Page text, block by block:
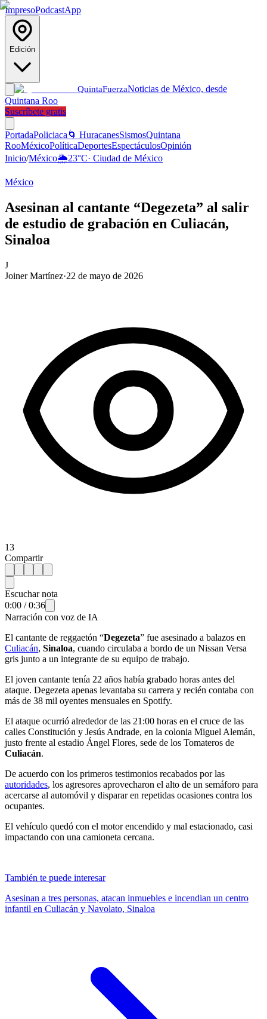
ImpresoPodcastApp
Edición
QuintaFuerzaNoticias de México, desde
Quintana Roo
Suscríbete gratis
PortadaPoliciaca 🌀 HuracanesSismosQuintana
RooMéxicoPolíticaDeportesEspectáculosOpinión
Inicio/México🌦️23°C· Ciudad de México
México
Asesinan al cantante “Degezeta” al salir
de estudio de grabación en Culiacán,
Sinaloa
J
Joiner Martínez·22 de mayo de 2026
13
Compartir
Escuchar nota
0:00 /0:36
Narración con voz de IA
El cantante de reggaetón “Degezeta” fue asesinado a balazos en
Culiacán, Sinaloa, cuando circulaba a bordo de un Nissan Versa
gris junto a un integrante de su equipo de trabajo.
El joven cantante tenía 22 años había grabado horas antes del
ataque. Degezeta apenas levantaba su carrera y recién contaba con
más de 38 mil oyentes mensuales en Spotify.
El ataque ocurrió alrededor de las 21:00 horas en el cruce de las
calles Constitución y Jesús Andrade, en la colonia Miguel Alemán,
justo frente al estadio Ángel Flores, sede de los Tomateros de
Culiacán.
De acuerdo con los primeros testimonios recabados por las
autoridades, los agresores aprovecharon el alto de un semáforo para
acercarse al automóvil y disparar en repetidas ocasiones contra los
ocupantes.
El vehículo quedó con el motor encendido y mal estacionado, casi
impactando con una camioneta cercana.
También te puede interesar
Asesinan a tres personas, atacan inmuebles e incendian un centro
infantil en Culiacán y Navolato, Sinaloa